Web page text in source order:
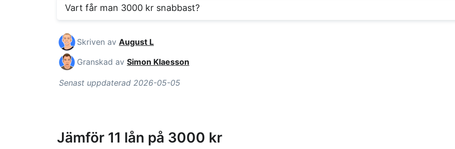
Vart får man 3000 kr snabbast?
Skriven av August L
Granskad av Simon Klaesson
Senast uppdaterad 2026-05-05
Jämför 11 lån på 3000 kr